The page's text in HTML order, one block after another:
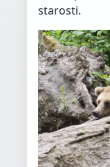
starosti.